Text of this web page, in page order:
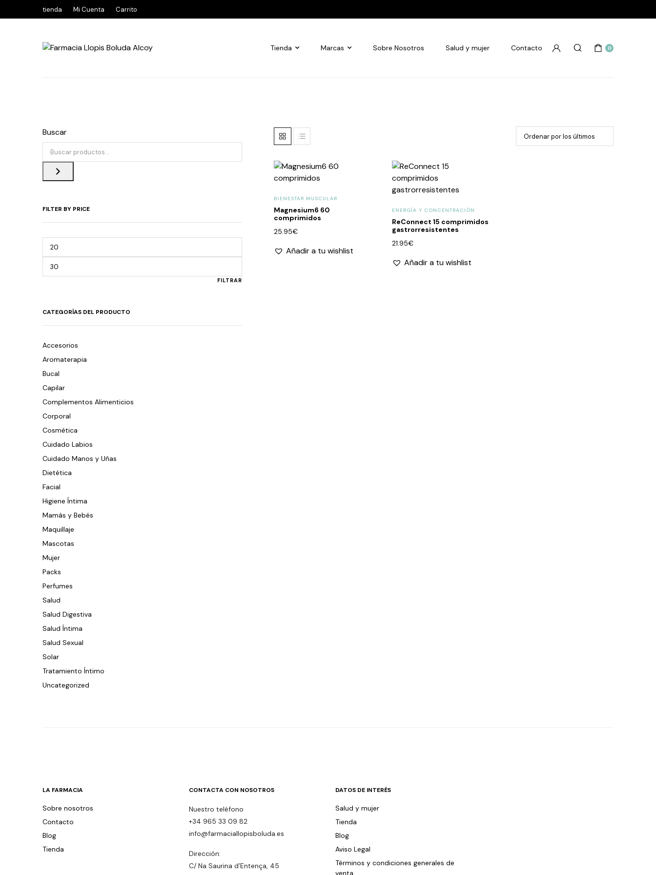
tienda Mi Cuenta Carrito
Tienda Marcas Sobre Nosotros Salud y mujer Contacto 0
Buscar
FILTER BY PRICE
mínimo
máximo
FILTRAR
CATEGORÍAS DEL PRODUCTO
Accesorios
Aromaterapia
Bucal
Capilar
Complementos Alimenticios
Corporal
Cosmética
Cuidado Labios
Cuidado Manos y Uñas
Dietética
Facial
Higiene Íntima
Mamás y Bebés
Maquillaje
Mascotas
Mujer
Packs
Perfumes
Salud
Salud Digestiva
Salud Íntima
Salud Sexual
Solar
Tratamiento Íntimo
Uncategorized
BIENESTAR MUSCULAR
Magnesium6 60
comprimidos
25.95€
Añadir a tu wishlist
ENERGÍA Y CONCENTRACIÓN
ReConnect 15 comprimidos
gastrorresistentes
21.95€
Añadir a tu wishlist
LA FARMACIA
Sobre nosotros
Contacto
Blog
Tienda
CONTACTA CON NOSOTROS
Nuestro teléfono
+34 965 33 09 82
info@farmaciallopisboluda.es
Dirección:
C/ Na Saurina d’Entença, 45
DATOS DE INTERÉS
Salud y mujer
Tienda
Blog
Aviso Legal
Términos y condiciones generales de
venta